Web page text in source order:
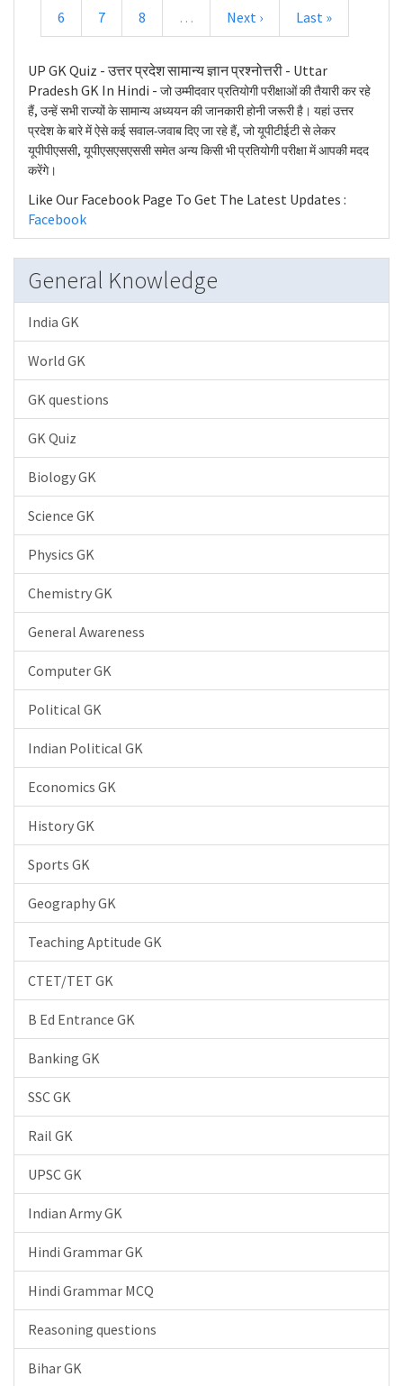
6 7 8 … Next › Last »
UP GK Quiz - उत्तर प्रदेश सामान्य ज्ञान प्रश्नोत्तरी - Uttar
Pradesh GK In Hindi - जो उम्मीदवार प्रतियोगी परीक्षाओं की तैयारी कर रहे
हैं, उन्हें सभी राज्यों के सामान्य अध्ययन की जानकारी होनी जरूरी है। यहां उत्तर
प्रदेश के बारे में ऐसे कई सवाल-जवाब दिए जा रहे हैं, जो यूपीटीईटी से लेकर
यूपीपीएससी, यूपीएसएसएससी समेत अन्य किसी भी प्रतियोगी परीक्षा में आपकी मदद
करेंगे।
Like Our Facebook Page To Get The Latest Updates :
Facebook
General Knowledge
India GK
World GK
GK questions
GK Quiz
Biology GK
Science GK
Physics GK
Chemistry GK
General Awareness
Computer GK
Political GK
Indian Political GK
Economics GK
History GK
Sports GK
Geography GK
Teaching Aptitude GK
CTET/TET GK
B Ed Entrance GK
Banking GK
SSC GK
Rail GK
UPSC GK
Indian Army GK
Hindi Grammar GK
Hindi Grammar MCQ
Reasoning questions
Bihar GK